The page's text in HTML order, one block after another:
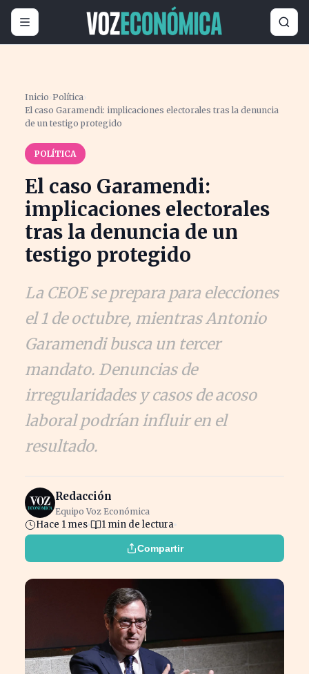
Inicio ›Política›
El caso Garamendi: implicaciones electorales tras la denuncia
de un testigo protegido
POLÍTICA
El caso Garamendi:
implicaciones electorales
tras la denuncia de un
testigo protegido
La CEOE se prepara para elecciones
el 1 de octubre, mientras Antonio
Garamendi busca un tercer
mandato. Denuncias de
irregularidades y casos de acoso
laboral podrían influir en el
resultado.
Redacción
Equipo Voz Económica
Hace 1 mes 1 min de lectura
Compartir